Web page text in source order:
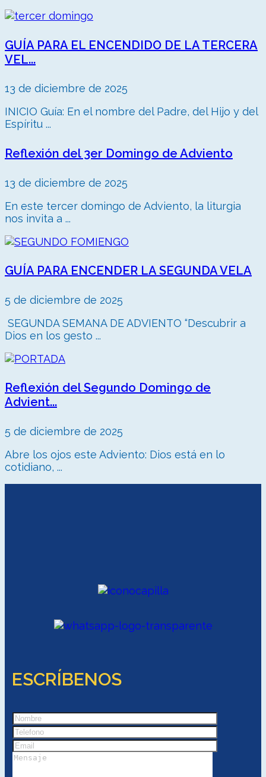
GUÍA PARA EL ENCENDIDO DE LA TERCERA
VEL...
13 de diciembre de 2025
INICIO Guía: En el nombre del Padre, del Hijo y del
Espíritu ...
Reflexión del 3er Domingo de Adviento
13 de diciembre de 2025
En este tercer domingo de Adviento, la liturgia
nos invita a ...
GUÍA PARA ENCENDER LA SEGUNDA VELA
5 de diciembre de 2025
SEGUNDA SEMANA DE ADVIENTO “Descubrir a
Dios en los gesto ...
Reflexión del Segundo Domingo de
Advient...
5 de diciembre de 2025
Abre los ojos este Adviento: Dios está en lo
cotidiano, ...
ESCRÍBENOS